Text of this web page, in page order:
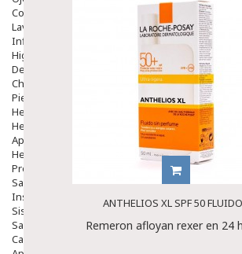
Congestión
Lavado Ojos
Inflamación Del Oido (otitis)
Higiene Oido
Deshabituación Tabaquismo
Chicles
Piel
Herpes Y Hongos
Heridas Y úlceras
Aparato Genital
Hemorroides
Protectores Y Emolientes
Salud
Insomnio
Sistema Nervioso
Salud Bucodental
Capilar
ANTHELIOS XL SPF 50
Remeron afloyan rexer en 24